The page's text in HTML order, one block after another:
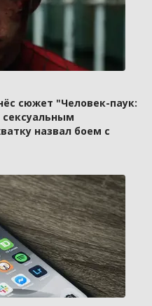
сюжет "Человек-паук:
назвал боем с